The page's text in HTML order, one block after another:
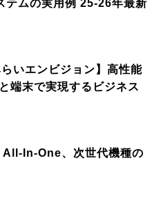
テムの実用例 25-26年最新
いエンビジョン】高性能
端末で実現するビジネス
All-In-One、次世代機種の